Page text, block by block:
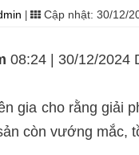
Cập nhật: 30/12/
08:24 | 30/12/2024
gia cho rằng giải
còn vướng mắc,